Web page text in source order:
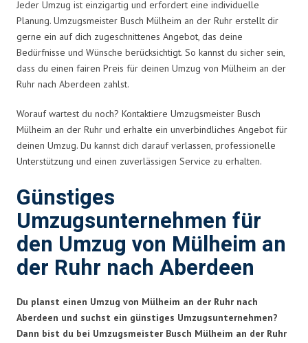
Jeder Umzug ist einzigartig und erfordert eine individuelle
Planung. Umzugsmeister Busch Mülheim an der Ruhr erstellt dir
gerne ein auf dich zugeschnittenes Angebot, das deine
Bedürfnisse und Wünsche berücksichtigt. So kannst du sicher sein,
dass du einen fairen Preis für deinen Umzug von Mülheim an der
Ruhr nach Aberdeen zahlst.
Worauf wartest du noch? Kontaktiere Umzugsmeister Busch
Mülheim an der Ruhr und erhalte ein unverbindliches Angebot für
deinen Umzug. Du kannst dich darauf verlassen, professionelle
Unterstützung und einen zuverlässigen Service zu erhalten.
Günstiges
Umzugsunternehmen für
den Umzug von Mülheim an
der Ruhr nach Aberdeen
Du planst einen Umzug von Mülheim an der Ruhr nach
Aberdeen und suchst ein günstiges Umzugsunternehmen?
Dann bist du bei Umzugsmeister Busch Mülheim an der Ruhr